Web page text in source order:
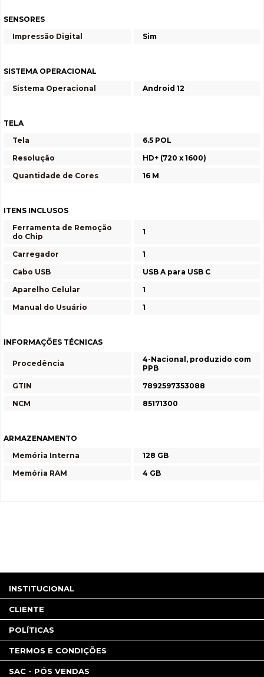
SENSORES
Impressão Digital
Sim
SISTEMA OPERACIONAL
Sistema Operacional
Android 12
TELA
Tela
6.5 POL
Resolução
HD+ (720 x 1600)
Quantidade de Cores
16 M
ITENS INCLUSOS
Ferramenta de Remoção
do Chip
1
Carregador
1
Cabo USB
USB A para USB C
Aparelho Celular
1
Manual do Usuário
1
INFORMAÇÕES TÉCNICAS
Procedência
4-Nacional, produzido com
PPB
GTIN
7892597353088
NCM
85171300
ARMAZENAMENTO
Memória Interna
128 GB
Memória RAM
4 GB
INSTITUCIONAL
CLIENTE
POLÍTICAS
TERMOS E CONDIÇÕES
SAC - PÓS VENDAS